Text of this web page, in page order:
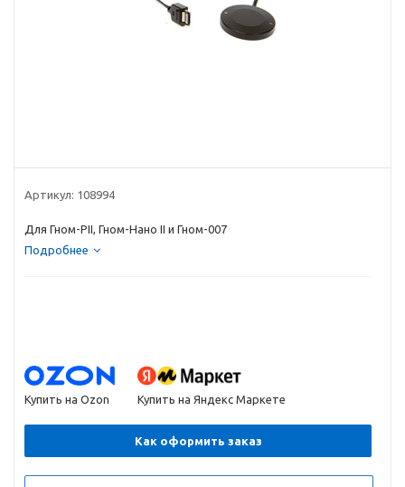
Артикул: 108994
Для Гном-РII, Гном-Нано II и Гном-007
Подробнее
Купить на Ozon Купить на Яндекс Маркете
Как оформить заказ